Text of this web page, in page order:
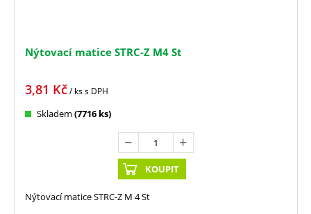
Nýtovací matice STRC-Z M4 St
3,81 Kč/ kss DPH
Skladem (7716 ks)
KOUPIT
Nýtovací matice STRC-Z M 4 St